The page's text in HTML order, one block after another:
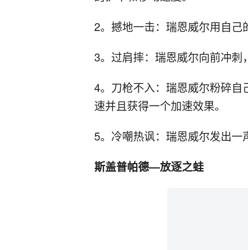
2。撼地一击：瑞恩威尔用自己
3。过肩摔：瑞恩威尔向前冲刺
4。刀枪不入：瑞恩威尔粉碎
速并且获得一个加速效果。
5。冷嘲热讽：瑞恩威尔发出一
斯盖普帕德—放逐之蛙